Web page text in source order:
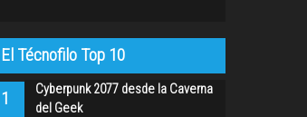
El Técnofilo Top 10
1
Cyberpunk 2077 desde la Caverna
del Geek